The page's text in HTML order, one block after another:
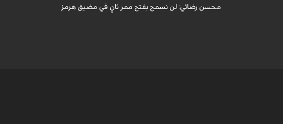
محسن رضائي: لن نسمح بفتح ممر ثانٍ في مضيق هرمز